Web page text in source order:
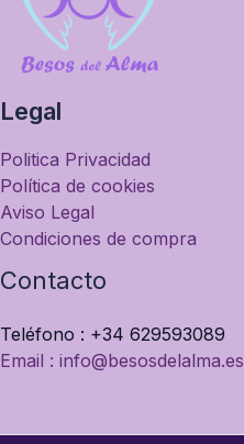
Legal
Politica Privacidad
Política de cookies
Aviso Legal
Condiciones de compra
Contacto
Teléfono : +34 629593089
Email : info@besosdelalma.es